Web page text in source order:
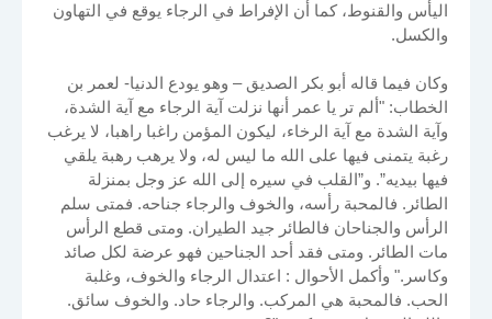
اليأس والقنوط، كما أن الإفراط في الرجاء يوقع في التهاون
والكسل.
وكان فيما قاله أبو بكر الصديق – وهو يودع الدنيا- لعمر بن
الخطاب: "ألم تر يا عمر أنها نزلت آية الرجاء مع آية الشدة،
وآية الشدة مع آية الرخاء، ليكون المؤمن راغبا راهبا، لا يرغب
رغبة يتمنى فيها على الله ما ليس له، ولا يرهب رهبة يلقي
فيها بيديه”. و”القلب في سيره إلى الله عز وجل بمنزلة
الطائر. فالمحبة رأسه، والخوف والرجاء جناحه. فمتى سلم
الرأس والجناحان فالطائر جيد الطيران. ومتى قطع الرأس
مات الطائر. ومتى فقد أحد الجناحين فهو عرضة لكل صائد
وكاسر." وأكمل الأحوال : اعتدال الرجاء والخوف، وغلبة
الحب. فالمحبة هي المركب. والرجاء حاد. والخوف سائق.